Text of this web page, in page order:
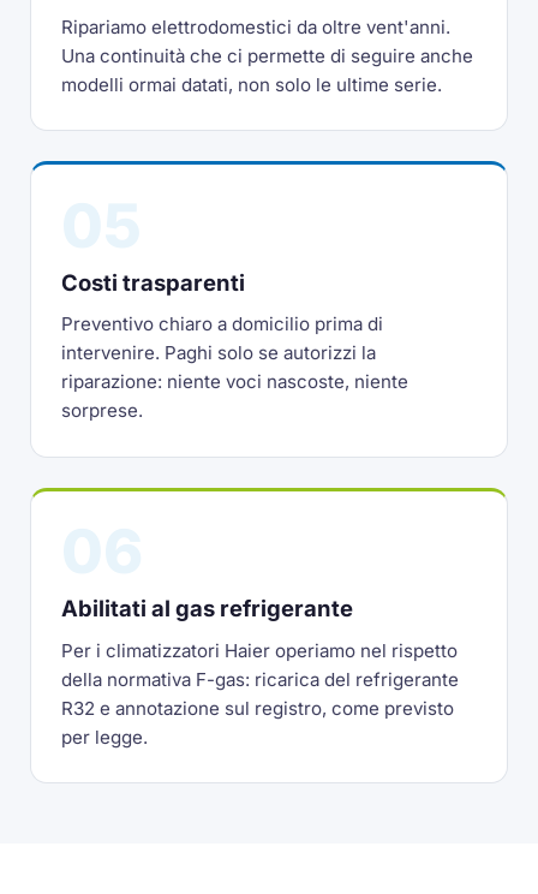
Ripariamo elettrodomestici da oltre vent'anni.
Una continuità che ci permette di seguire anche
modelli ormai datati, non solo le ultime serie.
Costi trasparenti
Preventivo chiaro a domicilio prima di
intervenire. Paghi solo se autorizzi la
riparazione: niente voci nascoste, niente
sorprese.
Abilitati al gas refrigerante
Per i climatizzatori Haier operiamo nel rispetto
della normativa F-gas: ricarica del refrigerante
R32 e annotazione sul registro, come previsto
per legge.